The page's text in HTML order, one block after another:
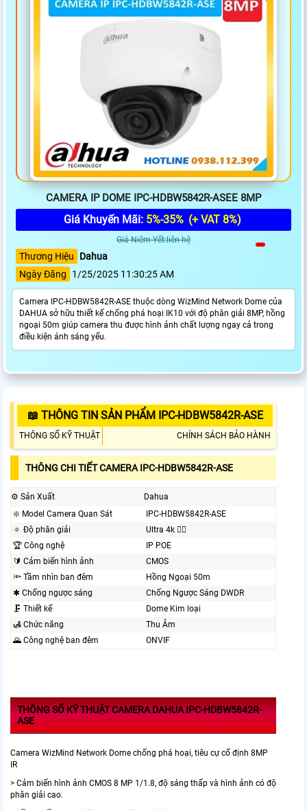
CAMERA IP DOME IPC-HDBW5842R-ASEE 8MP
Giá Khuyến Mãi: 5%-35% (+ VAT 8%)
Giá Niêm Yết:liên hệ
Thương Hiệu
Dahua
Ngày Đăng
1/25/2025 11:30:25 AM
Camera IPC-HDBW5842R-ASE thuộc dòng WizMind Network Dome của
DAHUA sở hữu thiết kế chống phá hoại IK10 với độ phân giải 8MP, hồng
ngoại 50m giúp camera thu được hình ảnh chất lượng ngay cả trong
điều kiện ánh sáng yếu.
📖 THÔNG TIN SẢN PHẨM IPC-HDBW5842R-ASE
THÔNG SỐ KỸ THUẬT CHÍNH SÁCH BẢO HÀNH
THÔNG CHI TIẾT CAMERA IPC-HDBW5842R-ASE
⚙ Sản Xuất
Dahua
❇️ Model Camera Quan Sát
IPC-HDBW5842R-ASE
🔅 Độ phân giải
Ultra 4k 👍🏾
🏆 Công nghệ
IP POE
🔰 Cảm biến hình ảnh
CMOS
🔦 Tầm nhìn ban đêm
Hồng Ngoại 50m
✱ Chống ngược sáng
Chống Ngược Sáng DWDR
🗜️ Thiết kế
Dome Kim loại
🛃 Chức năng
Thu Âm
🌄 Công nghệ ban đêm
ONVIF
THÔNG SỐ KỸ THUẬT CAMERA DAHUA IPC-HDBW5842R-
ASE
Camera WizMind Network Dome chống phá hoại, tiêu cự cố định 8MP
IR
> Cảm biến hình ảnh CMOS 8 MP 1/1.8, độ sáng thấp và hình ảnh có độ
phân giải cao.